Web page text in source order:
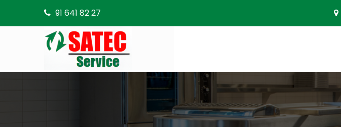
91 641 82 27